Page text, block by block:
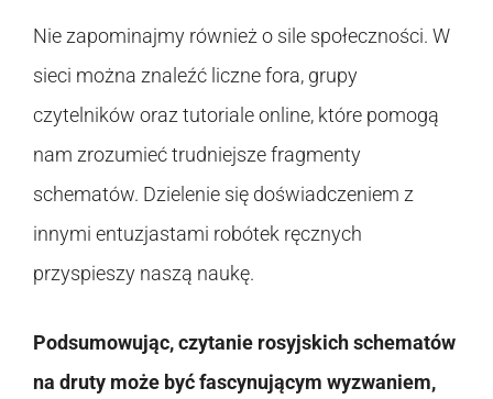
Nie zapominajmy również o sile społeczności. W
sieci można znaleźć liczne fora, grupy
czytelników oraz tutoriale online, które pomogą
nam zrozumieć trudniejsze fragmenty
schematów. Dzielenie się doświadczeniem z
innymi entuzjastami robótek ręcznych
przyspieszy naszą naukę.
Podsumowując, czytanie rosyjskich schematów
na druty może być fascynującym wyzwaniem,